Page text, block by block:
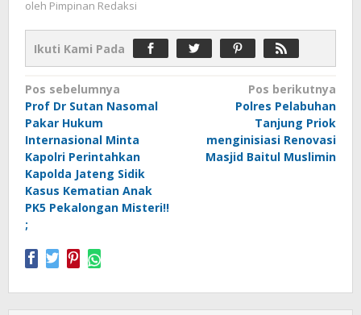
oleh Pimpinan Redaksi
Ikuti Kami Pada
Navigasi
pos
Pos sebelumnya
Prof Dr Sutan Nasomal
Pakar Hukum
Internasional Minta
Kapolri Perintahkan
Kapolda Jateng Sidik
Kasus Kematian Anak
PK5 Pekalongan Misteri!!
;
Pos berikutnya
Polres Pelabuhan
Tanjung Priok
menginisiasi Renovasi
Masjid Baitul Muslimin